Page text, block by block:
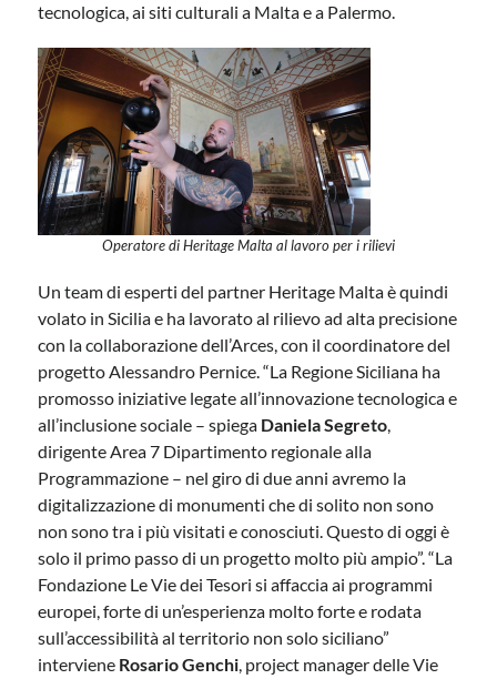
tecnologica, ai siti culturali a Malta e a Palermo.
Operatore di Heritage Malta al lavoro per i rilievi
Un team di esperti del partner Heritage Malta è quindi
volato in Sicilia e ha lavorato al rilievo ad alta precisione
con la collaborazione dell’Arces, con il coordinatore del
progetto Alessandro Pernice. “La Regione Siciliana ha
promosso iniziative legate all’innovazione tecnologica e
all’inclusione sociale – spiega Daniela Segreto,
dirigente Area 7 Dipartimento regionale alla
Programmazione – nel giro di due anni avremo la
digitalizzazione di monumenti che di solito non sono
non sono tra i più visitati e conosciuti. Questo di oggi è
solo il primo passo di un progetto molto più ampio”. “La
Fondazione Le Vie dei Tesori si affaccia ai programmi
europei, forte di un’esperienza molto forte e rodata
sull’accessibilità al territorio non solo siciliano”
interviene Rosario Genchi, project manager delle Vie